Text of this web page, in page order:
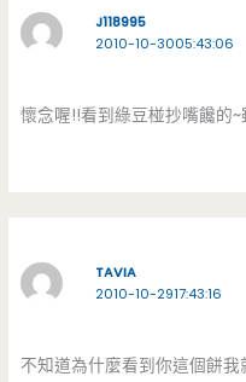
J118995
2010-10-3005:43:06
懷念喔!!看到綠豆椪抄嘴饞的
TAVIA
2010-10-2917:43:16
不知道為什麼看到你這個餅